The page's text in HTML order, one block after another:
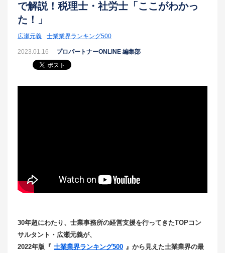
で解説！税理士・社労士「ここがわかっ
た！」
広瀬元義 士業業界ランキング500
2023.01.16 プロパートナーONLINE 編集部
30年超にわたり、士業事務所の経営支援を行ってきたTOPコン
サルタント・広瀬元義が、
2022年版『 士業業界ランキング500 』から見えた士業業界の最